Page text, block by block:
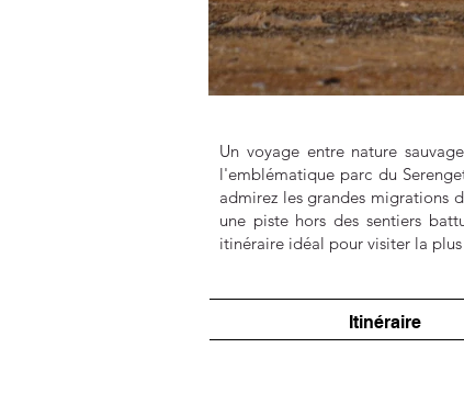
Un voyage entre nature
l'emblématique parc du
admirez les grandes migrations
une piste hors des sentiers
itinéraire idéal pour visiter la
Itinéraire